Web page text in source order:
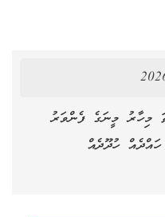
މިހާރު މީނަގެ ފެންވަރު
ހުދޫދެއް